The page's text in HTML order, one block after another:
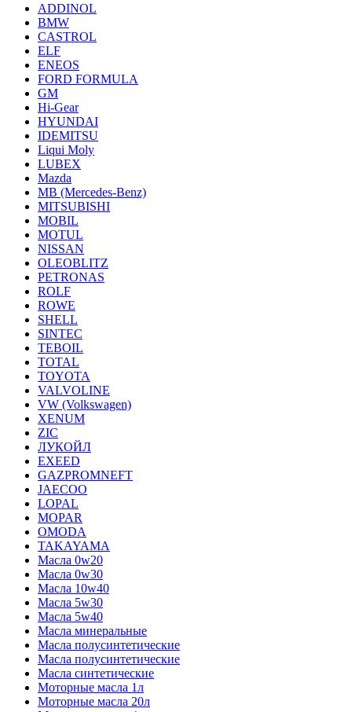
ADDINOL
BMW
CASTROL
ELF
ENEOS
FORD FORMULA
GM
Hi-Gear
HYUNDAI
IDEMITSU
Liqui Moly
LUBEX
Mazda
MB (Mercedes-Вenz)
MITSUBISHI
MOBIL
MOTUL
NISSAN
OLEOBLITZ
PETRONAS
ROLF
ROWE
SHELL
SINTEC
TEBOIL
TOTAL
TOYOTA
VALVOLINE
VW (Volkswagen)
XENUM
ZIC
ЛУКОЙЛ
EXEED
GAZPROMNEFT
JAECOO
LOPAL
MOPAR
OMODA
TAKAYAMA
Масла 0w20
Масла 0w30
Масла 10w40
Масла 5w30
Масла 5w40
Масла минеральные
Масла полусинтетические
Масла полусинтетические
Масла синтетические
Моторные масла 1л
Моторные масла 20л